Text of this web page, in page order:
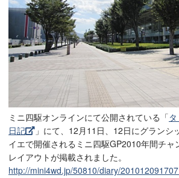
ミニ四駆オンラインにて公開されている「
日記
」にて、12月11日、12日にグランシ
イエで開催されるミニ四駆GP2010年間チャ
レイアウトが掲載されました。
http://mini4wd.jp/50810/diary/